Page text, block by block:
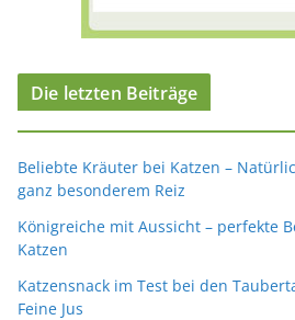
Die letzten Beiträge
Beliebte Kräuter bei Katzen –
ganz besonderem Reiz
Königreiche mit Aussicht – perfekte
Katzen
Katzensnack im Test bei den
Feine Jus